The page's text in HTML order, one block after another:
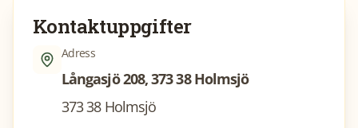
Kontaktuppgifter
Adress
Långasjö 208, 373 38 Holmsjö
373 38 Holmsjö